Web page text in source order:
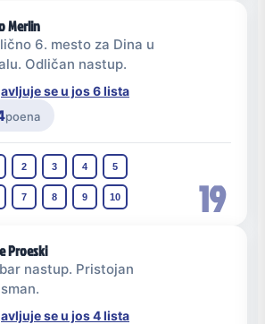
19
Merlin
6. mesto za Dina u
Odličan nastup.
se u jos 6 lista
poena
2 3 4 5
7 8 9 10
Proeski
nastup. Pristojan
se u jos 4 lista